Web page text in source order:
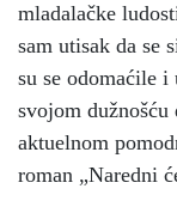
mladalačke
sam utisak da se
su se odomaćile
svojom dužnošću
aktuelnom
roman „Naredni